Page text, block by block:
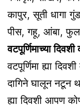
कापुर, सूती धागा
पीस, गहू, आंबा, फुल
वटपूर्णिमाच्या
वटपूर्णिमा ह्या
दागिने घालून नटून
ह्या दिवशी आपण